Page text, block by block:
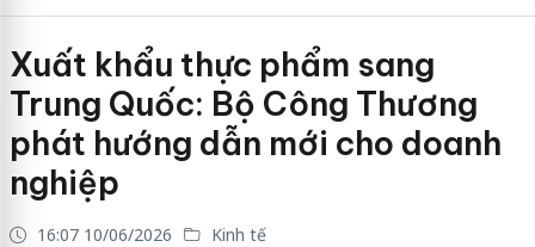
Xuất khẩu thực phẩm sang
Trung Quốc: Bộ Công Thương
phát hướng dẫn mới cho doanh
nghiệp
16:07 10/06/2026 Kinh tế